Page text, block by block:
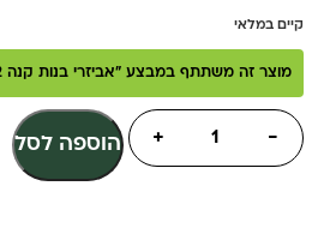
קיים במלאי
מוצר זה משתתף במבצע "אביזרי בנות קנה 2 ב10 ש"ח"
-
+ הוספה לסל